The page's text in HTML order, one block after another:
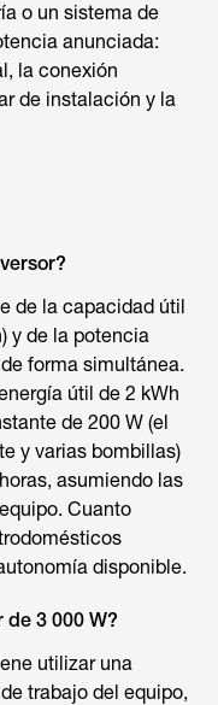
o un sistema de
anunciada:
la conexión
de instalación y la
de la capacidad útil
y de la potencia
forma simultánea.
útil de 2 kWh
de 200 W (el
y varias bombillas)
asumiendo las
Cuanto
disponible.
3 000 W?
utilizar una
trabajo del equipo,